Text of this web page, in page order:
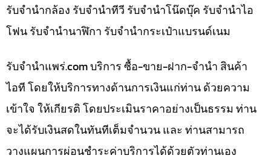
รับจำนำกล้อง รับจำนำทีวี รับจำนำโน๊ดบุ๊ค รับจำนำไอ
โฟน รับจำนำนาฬิกา รับจำนำกระเป๋าแบรนด์เนม
รับจํานําแพร่.com บริการ ซื้อ-ขาย-ฝาก-จำนำ สินค้า
ไอที โดยให้บริการทางด้านการเงินแก่ท่าน ด้วยความ
เข้าใจ ให้เกียรติ โดยประเมินราคาอย่างเป็นธรรม ท่าน
จะได้รับเงินสดในทันทีเต็มจำนวน และ ท่านสามารถ
วางแผนการผ่อนชำระค่าบริการได้ด้วยตัวท่านเอง